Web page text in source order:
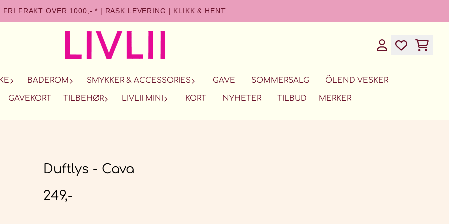
FRI FRAKT OVER 1000,- * RASK LEVERING KLIKK & HENT
BADEROM SMYKKER & ACCESSORIES GAVE SOMMERSALG ÖLEND VESKER
GAVEKORT TILBEHØR LIVLII MINI KORT NYHETER TILBUD MERKER
Duftlys - Cava
249,-